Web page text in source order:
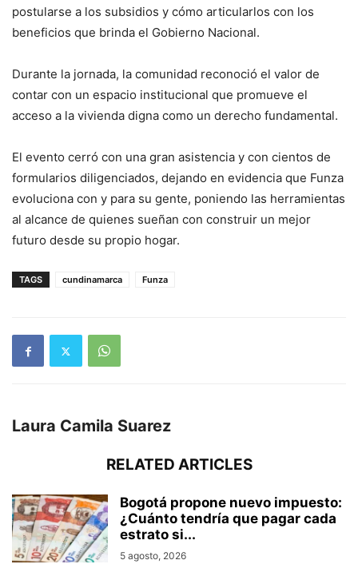
postularse a los subsidios y cómo articularlos con los
beneficios que brinda el Gobierno Nacional.
Durante la jornada, la comunidad reconoció el valor de
contar con un espacio institucional que promueve el
acceso a la vivienda digna como un derecho fundamental.
El evento cerró con una gran asistencia y con cientos de
formularios diligenciados, dejando en evidencia que Funza
evoluciona con y para su gente, poniendo las herramientas
al alcance de quienes sueñan con construir un mejor
futuro desde su propio hogar.
TAGS cundinamarca Funza
Laura Camila Suarez
RELATED ARTICLES
Bogotá propone nuevo impuesto:
¿Cuánto tendría que pagar cada
estrato si...
5 agosto, 2026